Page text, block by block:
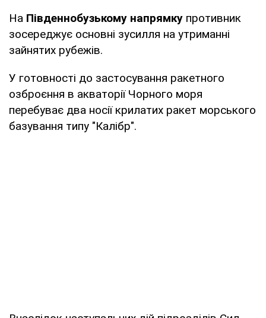
На Південнобузькому напрямку противник
зосереджує основні зусилля на утриманні
зайнятих рубежів.
У готовності до застосування ракетного
озброєння в акваторії Чорного моря
перебуває два носії крилатих ракет морського
базування типу "Калібр".